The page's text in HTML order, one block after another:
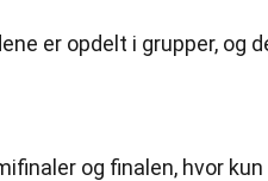
er opdelt i grupper, og
og finalen, hvor kun